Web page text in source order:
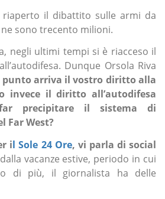
il dibattito sulle armi da
sono trecento milioni.
negli ultimi tempi si è riacceso il
Dunque Orsola Riva
punto arriva il vostro diritto alla
invece il diritto all’autodifesa
precipitare il sistema di
Far West?
il Sole 24 Ore, vi parla di social
vacanze estive, periodo in cui
di più, il giornalista ha delle